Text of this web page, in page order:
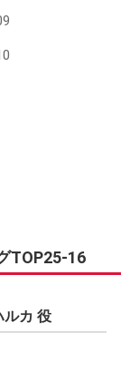
TOP25-16
カ 役